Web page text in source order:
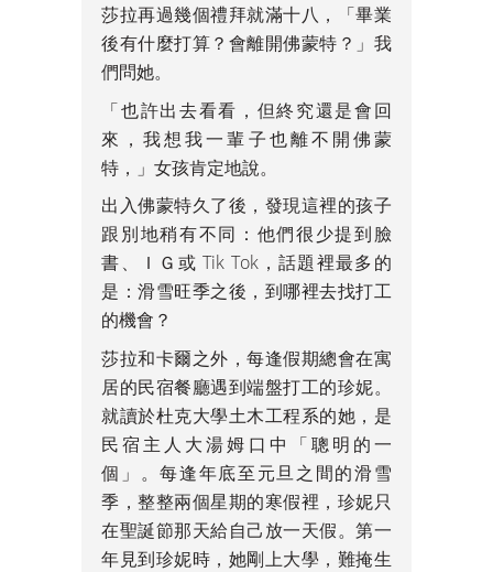
莎拉再過幾個禮拜就滿十八，「畢業
後有什麼打算？會離開佛蒙特？」我
們問她。
「也許出去看看，但終究還是會回
來，我想我一輩子也離不開佛蒙
特，」女孩肯定地說。
出入佛蒙特久了後，發現這裡的孩子
跟別地稍有不同：他們很少提到臉
書、ＩＧ或 Tik Tok，話題裡最多的
是：滑雪旺季之後，到哪裡去找打工
的機會？
莎拉和卡爾之外，每逢假期總會在寓
居的民宿餐廳遇到端盤打工的珍妮。
就讀於杜克大學土木工程系的她，是
民宿主人大湯姆口中「聰明的一
個」。每逢年底至元旦之間的滑雪
季，整整兩個星期的寒假裡，珍妮只
在聖誕節那天給自己放一天假。第一
年見到珍妮時，她剛上大學，難掩生